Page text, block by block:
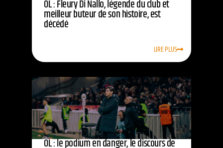
OL : Fleury Di Nallo, légende du club et
meilleur buteur de son histoire, est
décédé
LIRE PLUS
OL : le podium en danger, le discours de